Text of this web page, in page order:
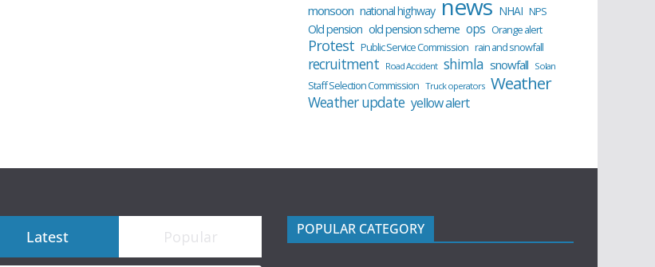
monsoon national highway news NHAI NPS
Old pension old pension scheme ops Orange alert
Protest Public Service Commission rain and snowfall
recruitment Road Accident shimla snowfall Solan
Staff Selection Commission Truck operators Weather
Weather update yellow alert
Latest Popular POPULAR CATEGORY